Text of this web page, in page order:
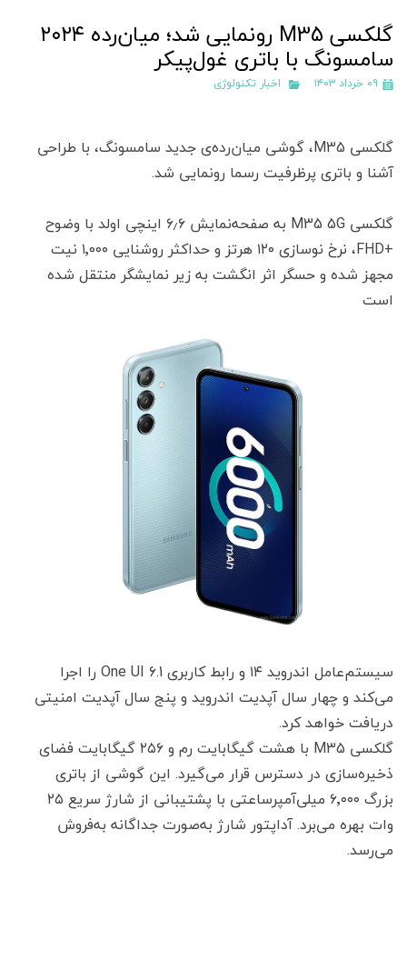
گلکسی M35 رونمایی شد؛ میان‌رده ۲۰۲۴
سامسونگ با باتری غول‌پیکر
۰۹ خرداد ۱۴۰۳ اخبار تکنولوژی
گلکسی M35، گوشی میان‌رده‌ی جدید سامسونگ، با طراحی
آشنا و باتری پرظرفیت رسما رونمایی شد.
گلکسی M35 5G به صفحه‌نمایش ۶٫۶ اینچی اولد با وضوح
+FHD، نرخ نوسازی ۱۲۰ هرتز و حداکثر روشنایی ۱٬۰۰۰ نیت
مجهز شده و حسگر اثر انگشت به زیر نمایشگر منتقل شده
است
سیستم‌عامل اندروید ۱۴ و رابط کاربری One UI 6.1 را اجرا
می‌کند و چهار سال آپدیت اندروید و پنج سال آپدیت امنیتی
دریافت خواهد کرد.
گلکسی M35 با هشت گیگابایت رم و ۲۵۶ گیگابایت فضای
ذخیره‌سازی در دسترس قرار می‌گیرد. این گوشی از باتری
بزرگ ۶٬۰۰۰ میلی‌آمپرساعتی با پشتیبانی از شارژ سریع ۲۵
وات بهره می‌برد. آداپتور شارژ به‌صورت جداگانه به‌فروش
می‌رسد.